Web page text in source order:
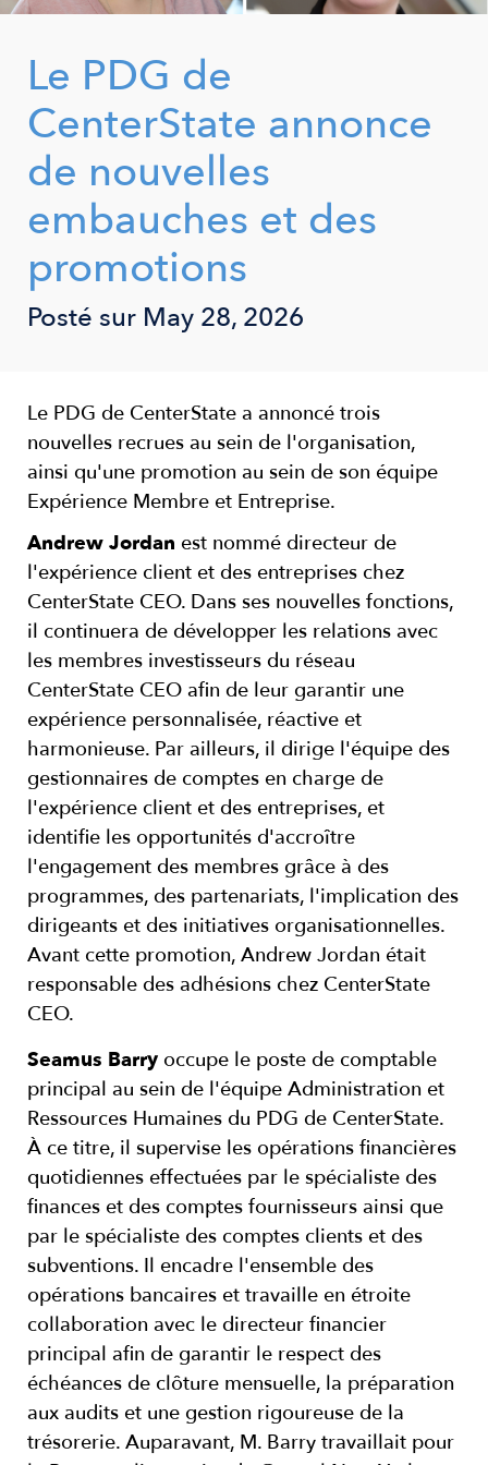
Le PDG de
CenterState annonce
de nouvelles
embauches et des
promotions
Posté sur May 28, 2026
Le PDG de CenterState a annoncé trois
nouvelles recrues au sein de l'organisation,
ainsi qu'une promotion au sein de son équipe
Expérience Membre et Entreprise.
Andrew Jordan est nommé directeur de
l'expérience client et des entreprises chez
CenterState CEO. Dans ses nouvelles fonctions,
il continuera de développer les relations avec
les membres investisseurs du réseau
CenterState CEO afin de leur garantir une
expérience personnalisée, réactive et
harmonieuse. Par ailleurs, il dirige l'équipe des
gestionnaires de comptes en charge de
l'expérience client et des entreprises, et
identifie les opportunités d'accroître
l'engagement des membres grâce à des
programmes, des partenariats, l'implication des
dirigeants et des initiatives organisationnelles.
Avant cette promotion, Andrew Jordan était
responsable des adhésions chez CenterState
CEO.
Seamus Barry occupe le poste de comptable
principal au sein de l'équipe Administration et
Ressources Humaines du PDG de CenterState.
À ce titre, il supervise les opérations financières
quotidiennes effectuées par le spécialiste des
finances et des comptes fournisseurs ainsi que
par le spécialiste des comptes clients et des
subventions. Il encadre l'ensemble des
opérations bancaires et travaille en étroite
collaboration avec le directeur financier
principal afin de garantir le respect des
échéances de clôture mensuelle, la préparation
aux audits et une gestion rigoureuse de la
trésorerie. Auparavant, M. Barry travaillait pour